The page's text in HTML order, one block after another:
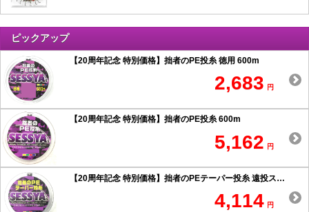
ピックアップ
【20周年記念 特別価格】拙者のPE投糸 徳用 600m
2,683 円
【20周年記念 特別価格】拙者のPE投糸 600m
5,162 円
【20周年記念 特別価格】拙者のPEテーパー投糸 遠投スペシャル 0.6号以上
4,114 円